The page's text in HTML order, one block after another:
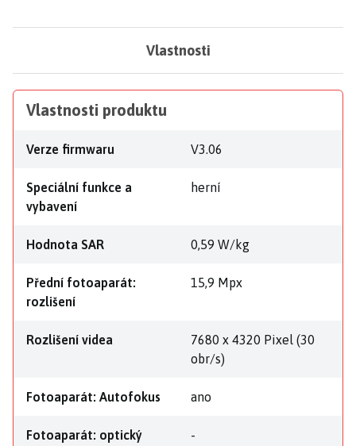
Vlastnosti
Vlastnosti produktu
Verze firmwaru V3.06
Speciální funkce a
vybavení
herní
Hodnota SAR 0,59 W/kg
Přední fotoaparát:
rozlišení
15,9 Mpx
Rozlišení videa
7680 x 4320 Pixel (30
obr/s)
Fotoaparát: Autofokus ano
Fotoaparát: optický
-